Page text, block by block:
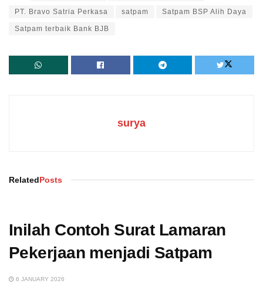
PT. Bravo Satria Perkasa satpam Satpam BSP Alih Daya
Satpam terbaik Bank BJB
surya
RelatedPosts
Inilah Contoh Surat Lamaran
Pekerjaan menjadi Satpam
6 JANUARY 2026